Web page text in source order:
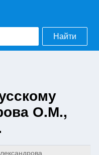
Найти
О.М.,